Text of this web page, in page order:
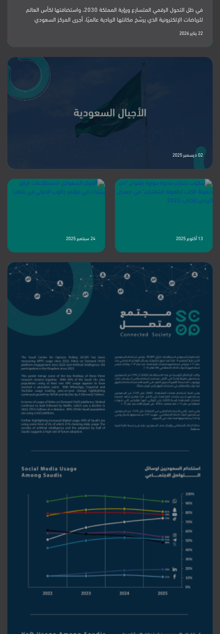
في ظل التحول الرقمي المتسارع ورؤية المملكة 2030، واستضافتها لكأس العالم
للرياضات الإلكترونية الذي يرسّخ مكانتها الريادية عالميًا، أجرى المركز السعودي
شمل الاستطلاع 1,098 سعوديًا من أصحاب الهواتف المحمولة (18 سنة فأكبر)،
يمثلون 96% من المجتمع السعودي وفق مسوح الهيئة العامة للإحصاء، بهامش خطأ
22 يناير 2026
02 ديسمبر 2025
13 أكتوبر 2025 24 سبتمبر 2025